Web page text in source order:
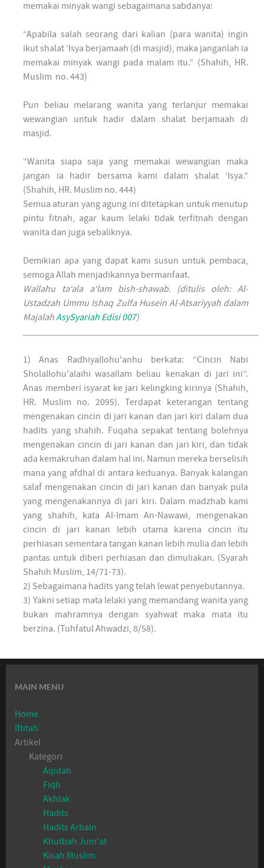
memakai minyak wangi sebagaimana sabdanya:
“Apabila salah seorang dari kalian (para wanita) ingin
ikut shalat ‘Isya berjamaah (di masjid), maka janganlah ia
memakai minyak wangi pada malam itu.” (Shahih, HR.
Muslim no. 443)
Pun beliau melarang wanita yang terlanjur memakai
wewangian untuk hadir dalam shalat berjamaah di
masjid.
“Wanita siapa saja yang memakai wewangian maka
jangan ia hadir bersama kami dalam shalat ‘Isya.”
(Shahih, HR. Muslim no. 444)
Semua aturan yang agung ini ditetapkan untuk menutup
pintu fitnah, agar kaum lelaki tidak terfitnah dengan
wanita dan juga sebaliknya.
Demikian apa yang dapat kami susun untuk pembaca,
semoga Allah menjadikannya bermanfaat.
Wallahu ta‘ala a‘lam bish-shawab. (ditulis oleh: Al-
Ustadzah Ummu Ishaq Zulfa Husein Al-Atsariyyah dalam
MajalahAsySyariah Edisi 007)
1) Anas Radhiyallohu'anhu berkata: “Cincin Nabi
Sholallohu'alaihi wasallam beliau kenakan di jari ini”.
Anas memberi isyarat ke jari kelingking kirinya (Shahih,
HR. Muslim no. 2095). Terdapat keterangan tentang
mengenakan cincin di jari kanan dan jari kiri dalam dua
hadits yang shahih. Fuqaha sepakat tentang bolehnya
mengenakan cincin di jari kanan dan jari kiri, dan tidak
ada kemakruhan dalam hal ini. Namun mereka berselisih
mana yang afdhal di antara keduanya. Banyak kalangan
salaf mengenakan cincin di jari kanan dan banyak pula
yang mengenakannya di jari kiri. Dalam madzhab kami
yang shahih, kata Al-Imam An-Nawawi, mengenakan
cincin di jari kanan lebih utama karena cincin itu
perhiasan sementara tangan kanan lebih mulia dan lebih
pantas untuk diberi perhiasan dan dimuliakan. (Syarah
Shahih Muslim, 14/71-73).
2) Sebagaimana hadits yang telah lewat penyebutannya.
3) Yakni setiap mata lelaki yang memandang wanita yang
bukan mahramnya dengan syahwat maka mata itu
berzina. (Tuhfatul Ahwadzi, 8/58).
MAIN MENU
Home
Iftitah
Artikel
Kategori
Aqidah
Fiqh
Akhlak
Hadits
Hadits Arbain
Khutbah Jum'at
Kisah Muslim